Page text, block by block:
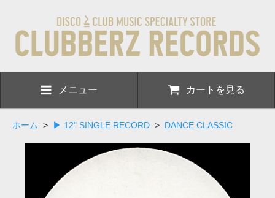
メニュー カートを見る
ホーム > ▶ 12" SINGLE RECORD > DANCE CLASSIC